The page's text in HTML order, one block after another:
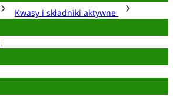
Kwasy i składniki aktywne